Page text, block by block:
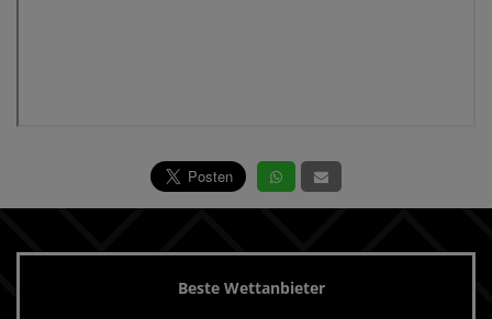
Beste Wettanbieter